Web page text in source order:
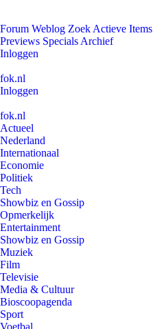
Forum Weblog Zoek Actieve Items
Previews Specials Archief
Inloggen
fok.nl
Inloggen
fok.nl
Actueel
Nederland
Internationaal
Economie
Politiek
Tech
Showbiz en Gossip
Opmerkelijk
Entertainment
Showbiz en Gossip
Muziek
Film
Televisie
Media & Cultuur
Bioscoopagenda
Sport
Voetbal